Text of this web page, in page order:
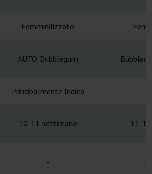
Femminilizzato
AUTO Bubblegum
Principalmente Indica
10-11 settimane 11-
-